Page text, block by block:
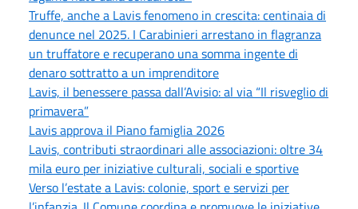
Truffe, anche a Lavis fenomeno in crescita: centinaia di
denunce nel 2025. I Carabinieri arrestano in flagranza
un truffatore e recuperano una somma ingente di
denaro sottratto a un imprenditore
Lavis, il benessere passa dall’Avisio: al via “Il risveglio di
primavera”
Lavis approva il Piano famiglia 2026
Lavis, contributi straordinari alle associazioni: oltre 34
mila euro per iniziative culturali, sociali e sportive
Verso l’estate a Lavis: colonie, sport e servizi per